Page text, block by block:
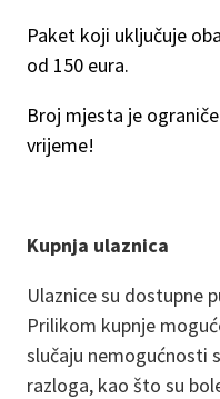
Paket koji uključuje
od 150 eura.
Broj mjesta je
vrijeme!
Kupnja ulaznica
Ulaznice su dostupne
Prilikom kupnje
slučaju nemogućnosti
razloga, kao što su